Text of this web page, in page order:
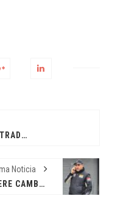
SENSACIONES ENCONTRADAS
Noticia
EL CAMPEÓN QUIERE CAMBIAR LA RACHA